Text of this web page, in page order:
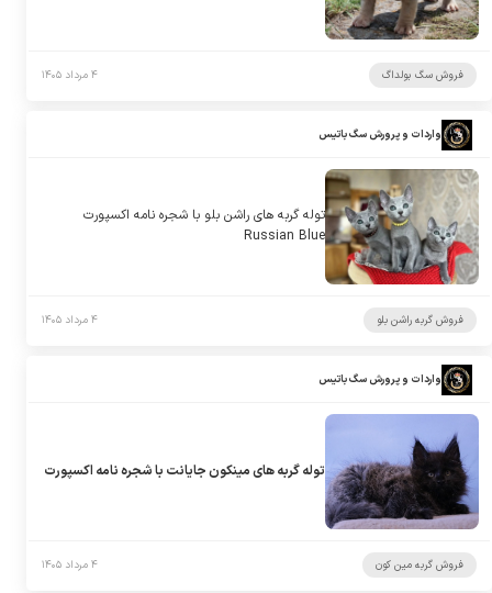
فروش سگ بولداگ ۴ مرداد ۱۴۰۵
واردات و پرورش سگ باتیس
توله گربه های راشن بلو با شجره نامه اکسپورت
Russian Blue
فروش گربه راشن بلو ۴ مرداد ۱۴۰۵
واردات و پرورش سگ باتیس
توله گربه های مینکون جایانت با شجره نامه اکسپورت
فروش گربه مین کون ۴ مرداد ۱۴۰۵